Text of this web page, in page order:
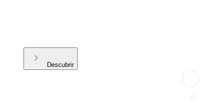
Descubrir